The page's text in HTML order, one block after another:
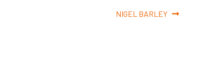
Pròxima
NIGEL BARLEY